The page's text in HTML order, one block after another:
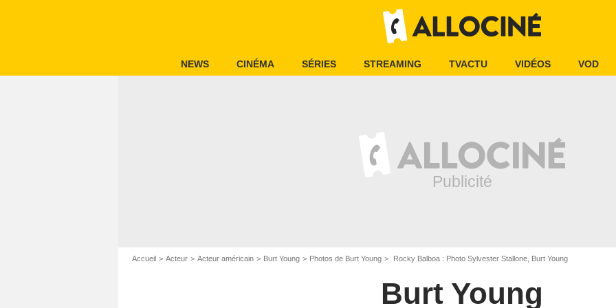
NEWS CINÉMA SÉRIES STREAMING TVACTU VIDÉOS VOD
Accueil Acteur Acteur américain Burt Young Photos de Burt Young Rocky Balboa : Photo Sylvester Stallone, Burt Young
Burt Young